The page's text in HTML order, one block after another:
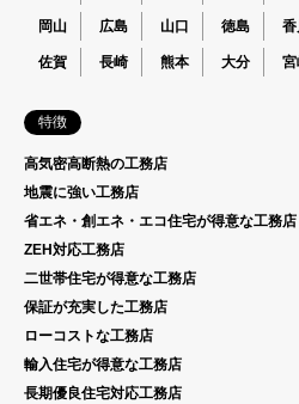
岡山 広島 山口 徳島 香
佐賀 長崎 熊本 大分 宮
特徴
高気密高断熱の工務店
地震に強い工務店
省エネ・創エネ・エコ住宅が得意な工務店
ZEH対応工務店
二世帯住宅が得意な工務店
保証が充実した工務店
ローコストな工務店
輸入住宅が得意な工務店
長期優良住宅対応工務店